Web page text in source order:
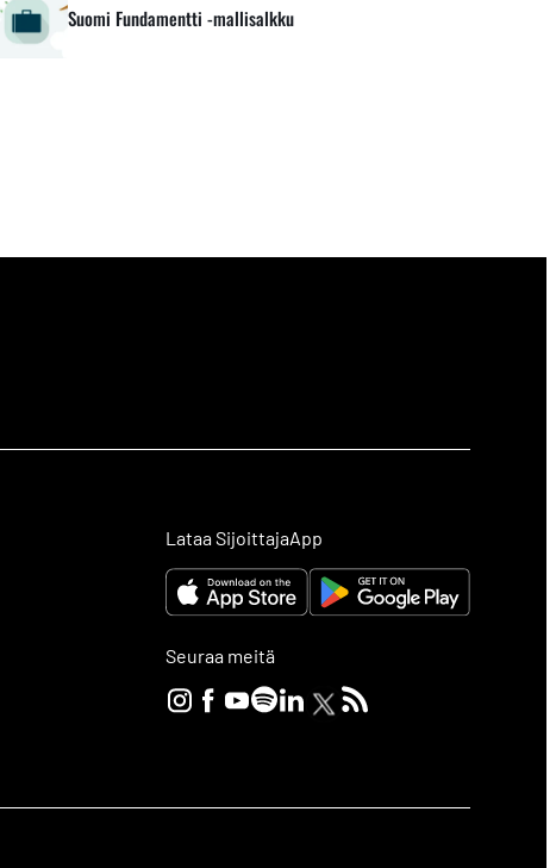
Suomi Fundamentti -mallisalkku
Lataa SijoittajaApp
Seuraa meitä